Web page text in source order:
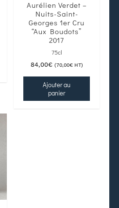
Aurélien Verdet –
Nuits-Saint-
Georges 1er Cru
“Aux Boudots”
2017
75cl
84,00€ (70,00€HT)
Ajouter au
panier